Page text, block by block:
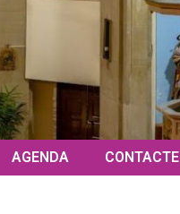
AGENDA CONTACTE